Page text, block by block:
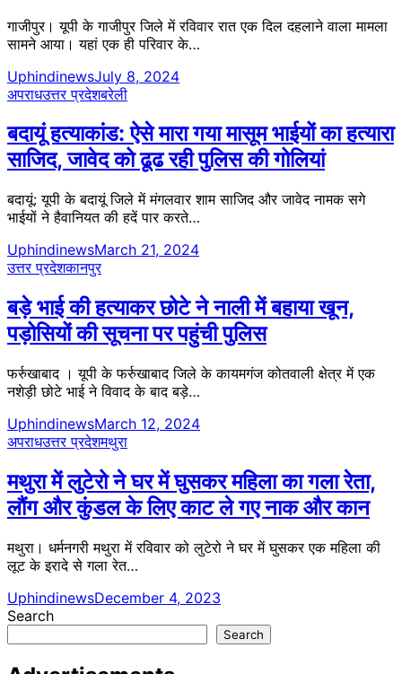
गाजीपुर। यूपी के गाजीपुर जिले में रविवार रात एक दिल दहलाने वाला मामला
सामने आया। यहां एक ही परिवार के…
UphindinewsJuly 8, 2024
अपराधउत्तर प्रदेशबरेली
बदायूं हत्याकांड: ऐसे मारा गया मासूम भाईयों का हत्यारा
साजिद, जावेद को ढूढ रही पुलिस की गोलियां
बदायूं: यूपी के बदायूं जिले में मंगलवार शाम साजिद और जावेद नामक सगे
भाईयों ने हैवानियत की हदें पार करते…
UphindinewsMarch 21, 2024
उत्तर प्रदेश​कानपुर
बड़े भाई की हत्याकर छोटे ने नाली में बहाया खून,
पड़ोसियों की सूचना पर पहुंची पुलिस
फर्रुखाबाद । यूपी के फर्रुखाबाद जिले के कायमगंज कोतवाली क्षेत्र में एक
नशेड़ी छोटे भाई ने विवाद के बाद बड़े…
UphindinewsMarch 12, 2024
अपराधउत्तर प्रदेशमथुरा
मथुरा में लुटेरो ने घर में घुसकर महिला का गला रेता,
लौंग और कुंडल के लिए काट ले गए नाक और कान
मथुरा। धर्मनगरी मथुरा में रविवार को लुटेरो ने घर में घुसकर एक महिला की
लूट के इरादे से गला रेत…
UphindinewsDecember 4, 2023
Search
Search